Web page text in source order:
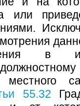
или
в
55.32